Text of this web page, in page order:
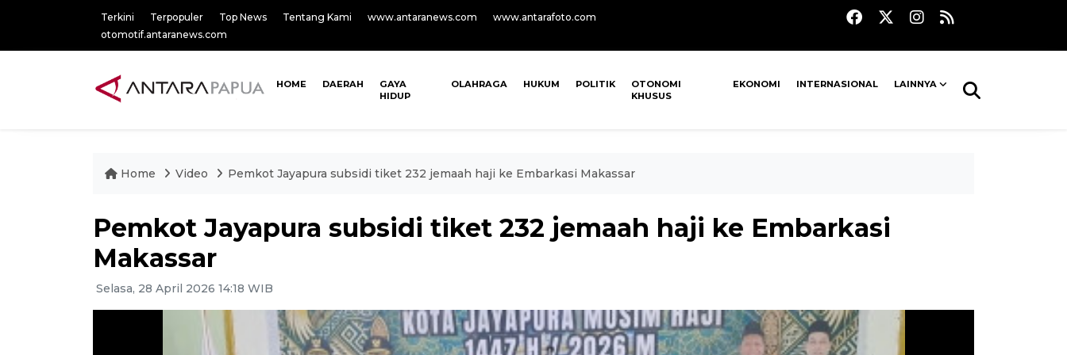
Terkini Terpopuler Top News Tentang Kami www.antaranews.com
www.antarafoto.com
otomotif.antaranews.com
HOME DAERAH
GAYA
HIDUP
OLAHRAGA HUKUM POLITIK
OTONOMI
KHUSUS
EKONOMI INTERNASIONAL LAINNYA
Home Video Pemkot Jayapura subsidi tiket 232 jemaah haji ke Embarkasi Makassar
Pemkot Jayapura subsidi tiket 232 jemaah haji ke Embarkasi
Makassar
Selasa, 28 April 2026 14:18 WIB